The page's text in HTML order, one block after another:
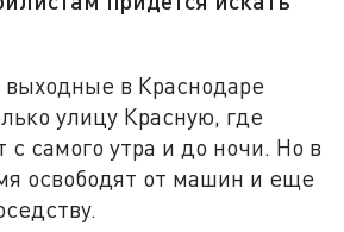
в Краснодаре
улицу Красную, где
с самого утра и до ночи. Но в
освободят от машин и еще